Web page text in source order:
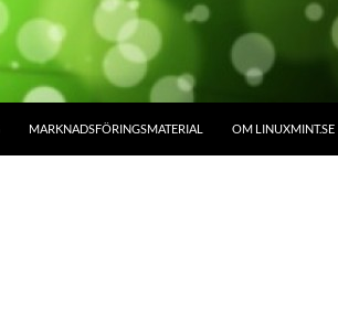
MARKNADSFÖRINGSMATERIAL OM LINUXMINT.SE